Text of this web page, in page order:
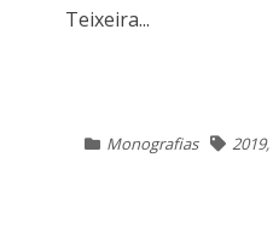
Teixeira...
Monografias 2019,